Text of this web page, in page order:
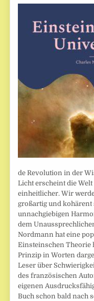
de Revolution in der
Licht erscheint die
einheitlicher. Wir
großartig und kohärent
unnachgiebigen
dem
Nordmann hat eine
Einsteinschen Theorie
Prinzip in Worten
Leser über
des französischen
eigenen
Buch schon bald nach